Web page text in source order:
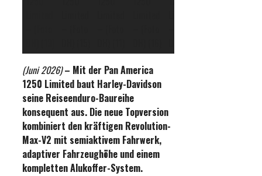
(Juni 2026)– Mit der Pan America
1250 Limited baut Harley-Davidson
seine Reiseenduro-Baureihe
konsequent aus. Die neue Topversion
kombiniert den kräftigen Revolution-
Max-V2 mit semiaktivem Fahrwerk,
adaptiver Fahrzeughöhe und einem
kompletten Alukoffer-System.